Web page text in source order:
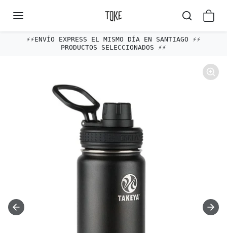
⚡️⚡️ENVÍO EXPRESS EL MISMO DÍA EN SANTIAGO ⚡️⚡️
PRODUCTOS SELECCIONADOS ⚡️⚡️